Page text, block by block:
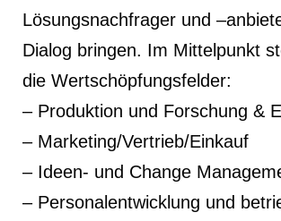
Lösungsnachfrager und
Dialog bringen. Im Mittelpunkt
die Wertschöpfungsfelder:
– Produktion und Forschung &
– Marketing/Vertrieb/Einkauf
– Ideen- und Change
– Personalentwicklung und